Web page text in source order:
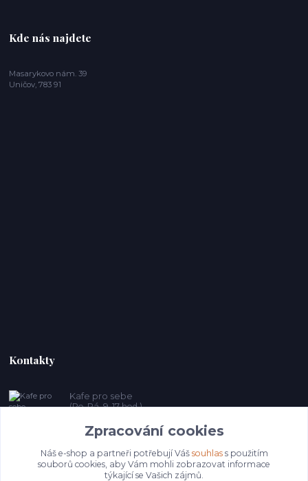
Kde nás najdete
Masarykovo nám. 39
Uničov, 783 91
Kontakty
Kafe pro sebe
(Po-Pá, 9-17 hod.)
prosebeunicov@seznam.cz
Zpracování cookies
Náš e-shop a partneři potřebují Váš souhlass použitím
souborů cookies, aby Vám mohli zobrazovat informace
týkající se Vašich zájmů.